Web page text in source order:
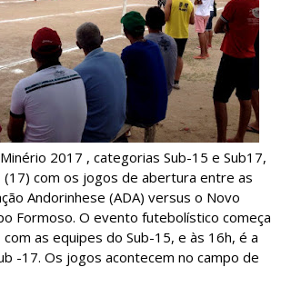
2017 , categorias Sub-15 e Sub17,
(17) com os jogos de abertura entre as
Andorinhese (ADA) versus o Novo
Formoso. O evento futebolístico começa
as equipes do Sub-15, e às 16h, é a
-17. Os jogos acontecem no campo de